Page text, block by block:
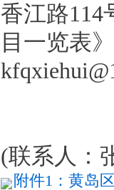
香江路114
目一览表
(联系人：
附件1：黄岛